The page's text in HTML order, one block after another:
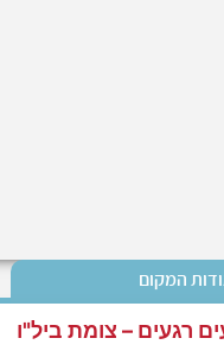
המקום
רגעים – צומת ביל"ו